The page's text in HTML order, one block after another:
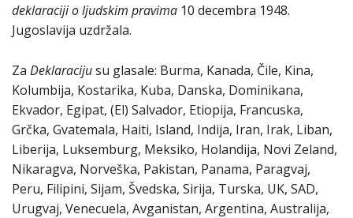
deklaraciji o ljudskim pravima 10 decembra 1948.
Jugoslavija uzdržala.
Za Deklaracijusu glasale: Burma, Kanada, Čile, Kina,
Kolumbija, Kostarika, Kuba, Danska, Dominikana,
Ekvador, Egipat, (El) Salvador, Etiopija, Francuska,
Grčka, Gvatemala, Haiti, Island, Indija, Iran, Irak, Liban,
Liberija, Luksemburg, Meksiko, Holandija, Novi Zeland,
Nikaragva, Norveška, Pakistan, Panama, Paragvaj,
Peru, Filipini, Sijam, Švedska, Sirija, Turska, UK, SAD,
Urugvaj, Venecuela, Avganistan, Argentina, Australija,